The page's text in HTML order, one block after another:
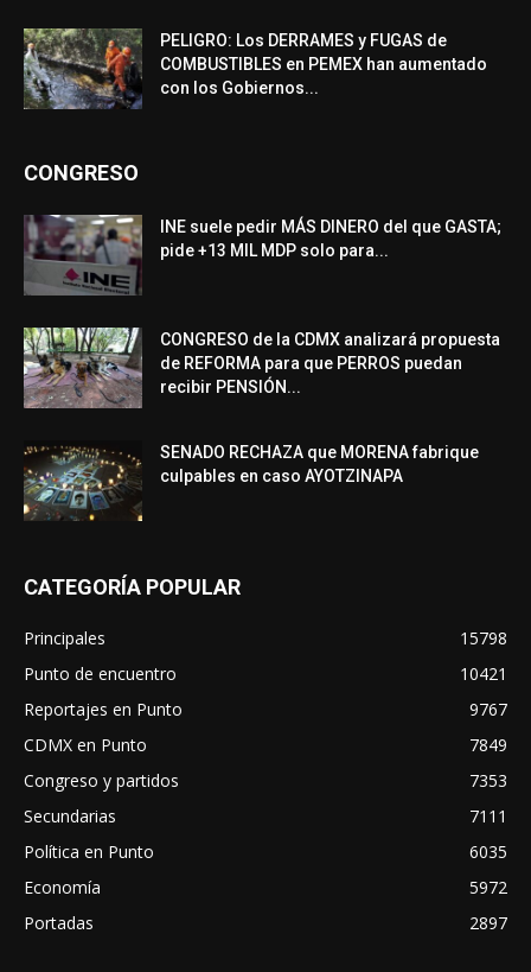
PELIGRO: Los DERRAMES y FUGAS de
COMBUSTIBLES en PEMEX han aumentado
con los Gobiernos...
CONGRESO
INE suele pedir MÁS DINERO del que GASTA;
pide +13 MIL MDP solo para...
CONGRESO de la CDMX analizará propuesta
de REFORMA para que PERROS puedan
recibir PENSIÓN...
SENADO RECHAZA que MORENA fabrique
culpables en caso AYOTZINAPA
CATEGORÍA POPULAR
Principales
15798
Punto de encuentro
10421
Reportajes en Punto
9767
CDMX en Punto
7849
Congreso y partidos
7353
Secundarias
7111
Política en Punto
6035
Economía
5972
Portadas
2897